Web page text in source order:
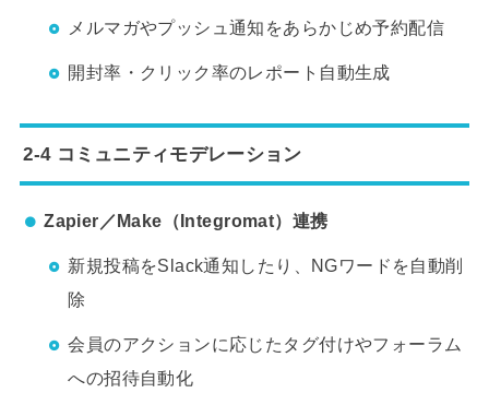
メルマガやプッシュ通知をあらかじめ予約配信
開封率・クリック率のレポート自動生成
2-4 コミュニティモデレーション
Zapier／Make（Integromat）連携
新規投稿をSlack通知したり、NGワードを自動削
除
会員のアクションに応じたタグ付けやフォーラム
への招待自動化